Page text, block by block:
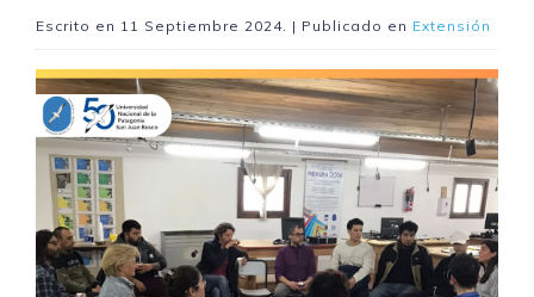
Escrito en 11 Septiembre 2024. | Publicado en Extensión